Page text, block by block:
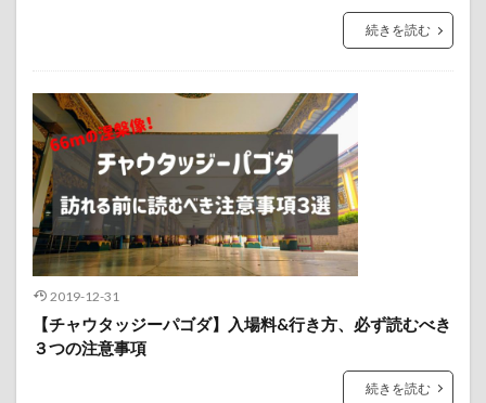
続きを読む
2019-12-31
【チャウタッジーパゴダ】入場料&行き方、必ず読むべき
３つの注意事項
続きを読む